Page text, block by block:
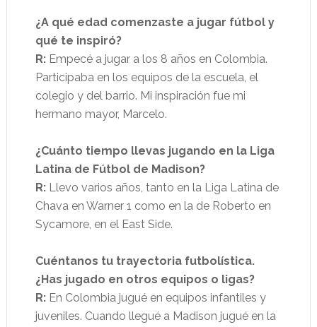
¿A qué edad comenzaste a jugar fútbol y
qué te inspiró?
R:Empecé a jugar a los 8 años en Colombia.
Participaba en los equipos de la escuela, el
colegio y del barrio. Mi inspiración fue mi
hermano mayor, Marcelo.
¿Cuánto tiempo llevas jugando en la Liga
Latina de Fútbol de Madison?
R:Llevo varios años, tanto en la Liga Latina de
Chava en Warner 1 como en la de Roberto en
Sycamore, en el East Side.
Cuéntanos tu trayectoria futbolística.
¿Has jugado en otros equipos o ligas?
R:En Colombia jugué en equipos infantiles y
juveniles. Cuando llegué a Madison jugué en la